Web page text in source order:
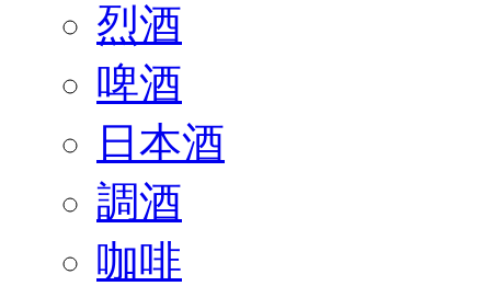
烈酒
啤酒
日本酒
調酒
咖啡